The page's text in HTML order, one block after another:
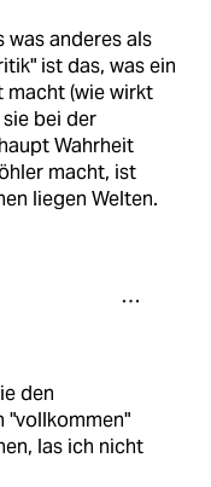
anderes als
ist das, was ein
macht (wie wirkt
bei der
Wahrheit
macht, ist
liegen Welten.
den
"vollkommen"
las ich nicht